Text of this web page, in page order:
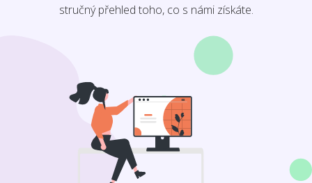
stručný přehled toho, co s námi získáte.